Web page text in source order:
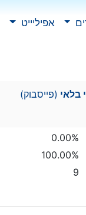
אפיליייט
בלאי (פייסבוק)
0.00%
100.00%
9